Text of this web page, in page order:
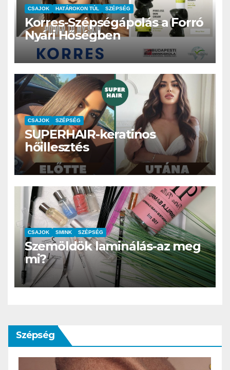
CSAJOK HATÁROKON TÚL SZÉPSÉG
Korres-Szépségápolás a Forró
Nyári Hőségben
CSAJOK SZÉPSÉG
SUPERHAIR-keratinos
hőillesztés
CSAJOK SMINK SZÉPSÉG
Szemöldök laminálás-az meg
mi?
Szépség